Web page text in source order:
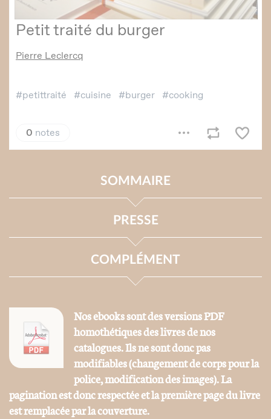
SOMMAIRE
PRESSE
COMPLÉMENT
Nos ebooks sont des versions PDF
homothétiques des livres de nos
catalogues. Ils ne sont donc pas
modifiables (changement de corps pour la
police, modification des images). La
pagination est donc respectée et la première page du livre
est remplacée par la couverture.